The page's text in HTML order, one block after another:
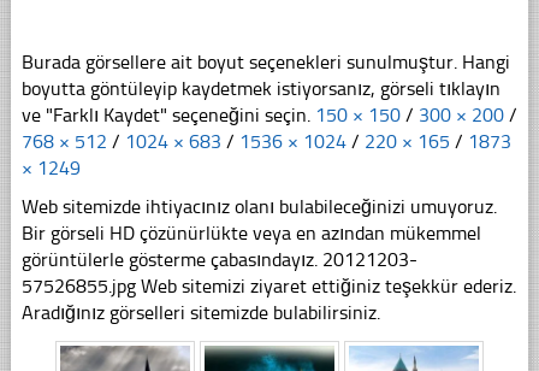
Burada görsellere ait boyut seçenekleri sunulmuştur. Hangi
boyutta göntüleyip kaydetmek istiyorsanız, görseli tıklayın
ve "Farklı Kaydet" seçeneğini seçin. 150 × 150 / 300 × 200 /
768 × 512 / 1024 × 683 / 1536 × 1024 / 220 × 165 / 1873
× 1249
Web sitemizde ihtiyacınız olanı bulabileceğinizi umuyoruz.
Bir görseli HD çözünürlükte veya en azından mükemmel
görüntülerle gösterme çabasındayız. 20121203-
57526855.jpg Web sitemizi ziyaret ettiğiniz teşekkür ederiz.
Aradığınız görselleri sitemizde bulabilirsiniz.